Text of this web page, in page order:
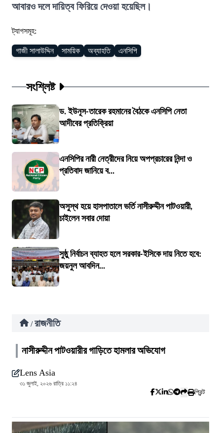
আবারও দলে দায়িত্ব ফিরিয়ে দেওয়া হয়েছিল।
ট্যাগসমূহ:
গাজী সালাউদ্দিন সাময়িক অব্যাহতি এনসিপি
সংশ্লিষ্ট
ড. ইউনূস-তারেক রহমানের বৈঠকে এনসিপি নেতা
আদীবের প্রতিক্রিয়া
এনসিপির নারী নেত্রীদের নিয়ে অপপ্রচারের নিন্দা ও
প্রতিবাদ জানিয়ে ব...
অসুস্থ হয়ে হাসপাতালে ভর্তি নাসীরুদ্দীন পাটওয়ারী,
চাইলেন সবার দোয়া
সুষ্ঠু নির্বাচন ব্যাহত হলে সরকার-ইসিকে দায় নিতে হবে:
জয়নুল আবদিন...
/ রাজনীতি
নাসীরুদ্দীন পাটওয়ারীর গাড়িতে হামলার অভিযোগ
Lens Asia
৩১ জুলাই, ২০২৬ রাত্রি ১১:২৪
প্রিন্ট